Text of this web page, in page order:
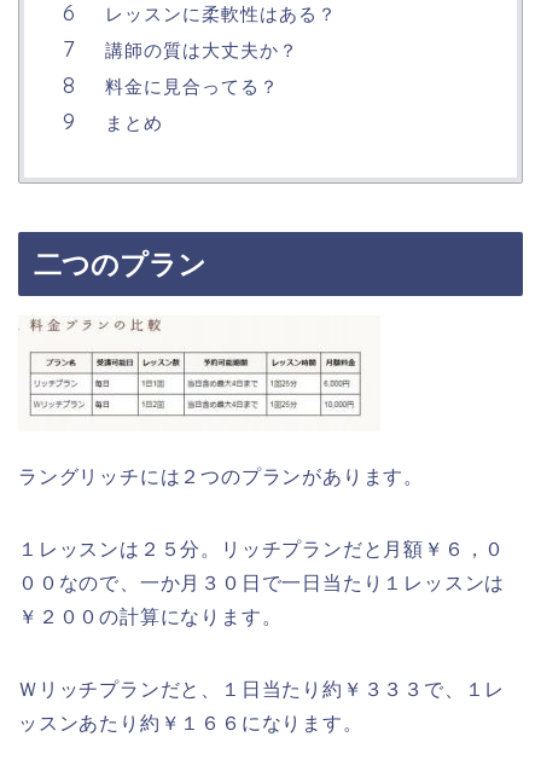
レッスンに柔軟性はある？
講師の質は大丈夫か？
料金に見合ってる？
まとめ
二つのプラン
ラングリッチには２つのプランがあります。
１レッスンは２５分。リッチプランだと月額￥６，０
００なので、一か月３０日で一日当たり１レッスンは
￥２００の計算になります。
Ｗリッチプランだと、１日当たり約￥３３３で、１レ
ッスンあたり約￥１６６になります。